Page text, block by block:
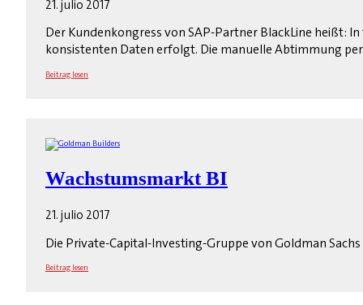
21. julio 2017
Der Kundenkongress von SAP-Partner BlackLine heißt:
konsistenten Daten erfolgt. Die manuelle Abtimmung
Beitrag lesen
Wachstumsmarkt BI
21. julio 2017
Die Private-Capital-Investing-Gruppe von Goldman
Beitrag lesen